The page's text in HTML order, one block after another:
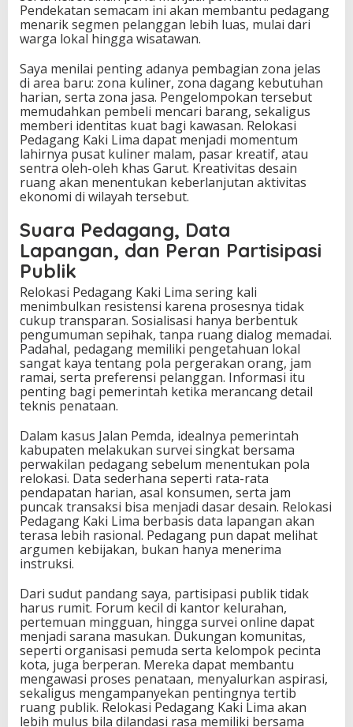
Pendekatan semacam ini akan membantu pedagang
menarik segmen pelanggan lebih luas, mulai dari
warga lokal hingga wisatawan.
Saya menilai penting adanya pembagian zona jelas
di area baru: zona kuliner, zona dagang kebutuhan
harian, serta zona jasa. Pengelompokan tersebut
memudahkan pembeli mencari barang, sekaligus
memberi identitas kuat bagi kawasan. Relokasi
Pedagang Kaki Lima dapat menjadi momentum
lahirnya pusat kuliner malam, pasar kreatif, atau
sentra oleh-oleh khas Garut. Kreativitas desain
ruang akan menentukan keberlanjutan aktivitas
ekonomi di wilayah tersebut.
Suara Pedagang, Data
Lapangan, dan Peran Partisipasi
Publik
Relokasi Pedagang Kaki Lima sering kali
menimbulkan resistensi karena prosesnya tidak
cukup transparan. Sosialisasi hanya berbentuk
pengumuman sepihak, tanpa ruang dialog memadai.
Padahal, pedagang memiliki pengetahuan lokal
sangat kaya tentang pola pergerakan orang, jam
ramai, serta preferensi pelanggan. Informasi itu
penting bagi pemerintah ketika merancang detail
teknis penataan.
Dalam kasus Jalan Pemda, idealnya pemerintah
kabupaten melakukan survei singkat bersama
perwakilan pedagang sebelum menentukan pola
relokasi. Data sederhana seperti rata-rata
pendapatan harian, asal konsumen, serta jam
puncak transaksi bisa menjadi dasar desain. Relokasi
Pedagang Kaki Lima berbasis data lapangan akan
terasa lebih rasional. Pedagang pun dapat melihat
argumen kebijakan, bukan hanya menerima
instruksi.
Dari sudut pandang saya, partisipasi publik tidak
harus rumit. Forum kecil di kantor kelurahan,
pertemuan mingguan, hingga survei online dapat
menjadi sarana masukan. Dukungan komunitas,
seperti organisasi pemuda serta kelompok pecinta
kota, juga berperan. Mereka dapat membantu
mengawasi proses penataan, menyalurkan aspirasi,
sekaligus mengampanyekan pentingnya tertib
ruang publik. Relokasi Pedagang Kaki Lima akan
lebih mulus bila dilandasi rasa memiliki bersama